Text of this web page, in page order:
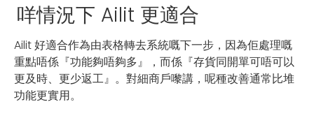
咩情況下 Ailit 更適合
Ailit 好適合作為由表格轉去系統嘅下一步，因為佢處理嘅
重點唔係『功能夠唔夠多』，而係『存貨同開單可唔可以
更及時、更少返工』。對細商戶嚟講，呢種改善通常比堆
功能更實用。